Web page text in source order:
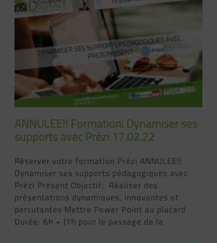
ANNULEE!! Formation: Dynamiser ses
supports avec Prézi 17.02.22
Réserver votre formation Prézi ANNULEE!!
Dynamiser ses supports pédagogiques avec
Prézi Présent Objectif: Réaliser des
présentations dynamiques, innovantes et
percutantes Mettre Power Point au placard
Durée: 6h + (1h pour le passage de la